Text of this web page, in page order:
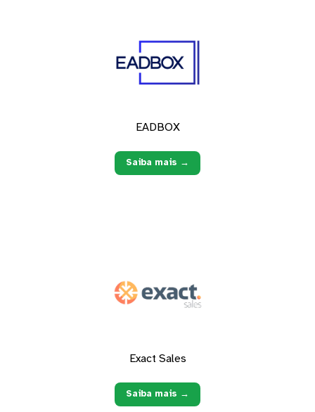
EADBOX
Saiba mais →
Exact Sales
Saiba mais →